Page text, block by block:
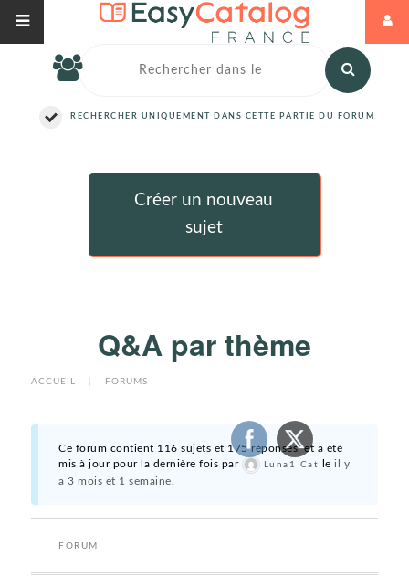
RECHERCHER UNIQUEMENT DANS CETTE PARTIE DU FORUM
Créer un nouveau
sujet
Q&A par thème
ACCUEIL FORUMS
Ce forum contient 116 sujets et 175 réponses, et a été
mis à jour pour la dernière fois par
Luna1 Cat le il y
a 3 mois et 1 semaine.
FORUM